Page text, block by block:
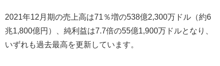
2021年12 月期の売上高は71 ％増の538億2,300万ドル（約6
兆1,800億円）、純利益は7.7倍の55億1,900万ドルとなり、
いずれも過去最高を更新しています。